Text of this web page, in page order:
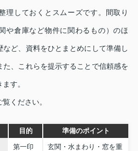
理しておくとスムーズです。間取り
や倉庫など物件に関わるもの）のほ
など、資料をひとまとめにして準備し
た、これらを提示することで信頼感を
す。
ください。
目的 準備のポイント
第一印
玄関・水まわり・窓を重